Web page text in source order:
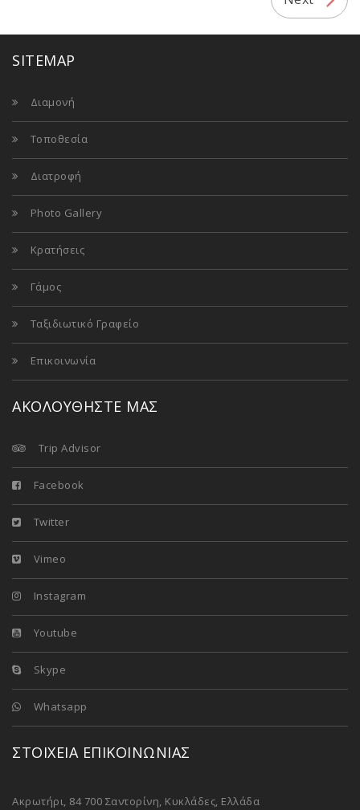
SITEMAP
Διαμονή
Τοποθεσία
Διατροφή
Photo Gallery
Κρατήσεις
Γάμος
Ταξιδιωτικό Γραφείο
Επικοινωνία
ΑΚΟΛΟΥΘΗΣΤΕ ΜΑΣ
Trip Advisor
Facebook
Twitter
Vimeo
Instagram
Youtube
Skype
Whatsapp
ΣΤΟΙΧΕΙΑ ΕΠΙΚΟΙΝΩΝΙΑΣ
Ακρωτήρι, 84 700 Σαντορίνη, Κυκλάδες, Ελλάδα